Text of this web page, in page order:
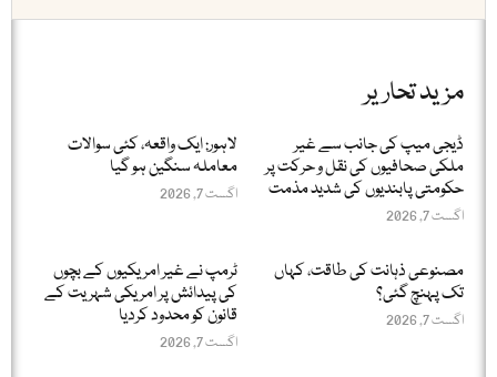
مزید تحاریر
ڈیجی میپ کی جانب سے غیر
ملکی صحافیوں کی نقل و حرکت پر
حکومتی پابندیوں کی شدید مذمت
اگست 7, 2026
لاہور: ایک واقعہ، کئی سوالات
معاملہ سنگین ہو گیا
اگست 7, 2026
مصنوعی ذہانت کی طاقت، کہاں
تک پہنچ گئی؟
اگست 7, 2026
ٹرمپ نے غیر امریکیوں کے بچوں
کی پیدائش پر امریکی شہریت کے
قانون کو محدود کردیا
اگست 7, 2026